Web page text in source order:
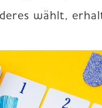
wählt,